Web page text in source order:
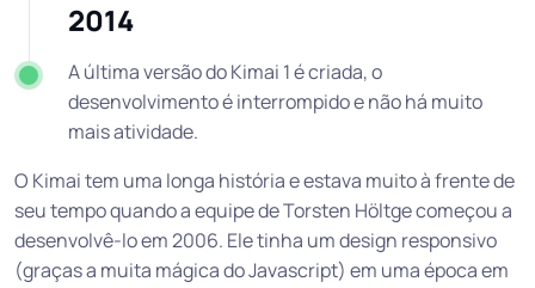
2014
A última versão do Kimai 1 é criada, o
desenvolvimento é interrompido e não há muito
mais atividade.
O Kimai tem uma longa história e estava muito à frente de
seu tempo quando a equipe de Torsten Höltge começou a
desenvolvê-lo em 2006. Ele tinha um design responsivo
(graças a muita mágica do Javascript) em uma época em